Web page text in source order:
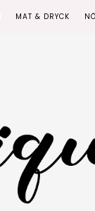
MAT & DRYCK